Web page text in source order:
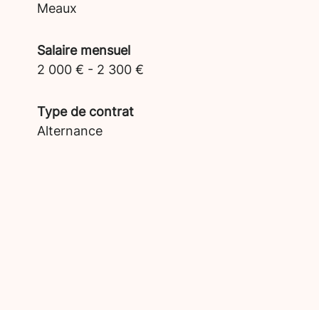
Meaux
Salaire mensuel
2 000 € - 2 300 €
Type de contrat
Alternance